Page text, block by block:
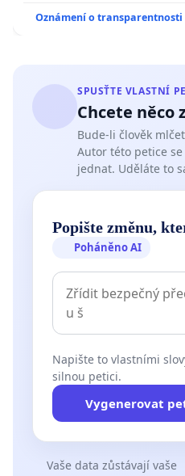
Oznámení o transparentnosti
SPUSŤTE VLASTNÍ
Chcete něco
Bude-li člověk
Autor této petice
jednat. Uděláte to
Popište změnu,
Poháněno AI
Napište to vlastními
silnou petici.
Vygenerovat
Vaše data zůstávají vaše